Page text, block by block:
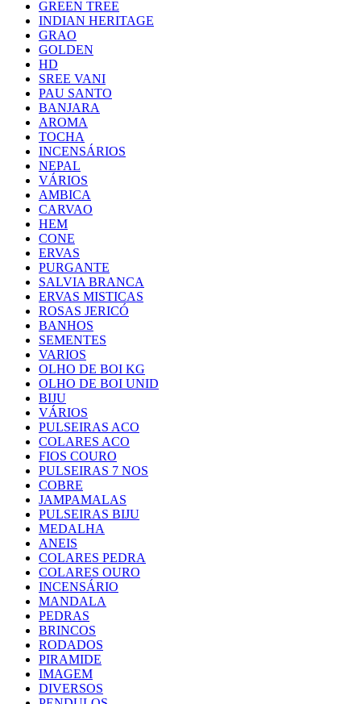
GREEN TREE
INDIAN HERITAGE
GRAO
GOLDEN
HD
SREE VANI
PAU SANTO
BANJARA
AROMA
TOCHA
INCENSÁRIOS
NEPAL
VÁRIOS
AMBICA
CARVAO
HEM
CONE
ERVAS
PURGANTE
SALVIA BRANCA
ERVAS MISTICAS
ROSAS JERICÓ
BANHOS
SEMENTES
VARIOS
OLHO DE BOI KG
OLHO DE BOI UNID
BIJU
VÁRIOS
PULSEIRAS ACO
COLARES ACO
FIOS COURO
PULSEIRAS 7 NOS
COBRE
JAMPAMALAS
PULSEIRAS BIJU
MEDALHA
ANEIS
COLARES PEDRA
COLARES OURO
INCENSÁRIO
MANDALA
PEDRAS
BRINCOS
RODADOS
PIRAMIDE
IMAGEM
DIVERSOS